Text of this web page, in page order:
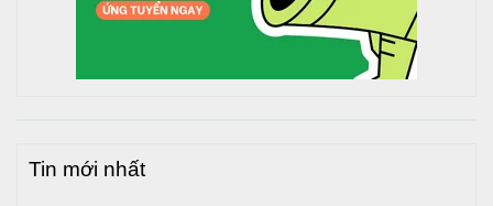
keo dán (hoặc máy hàn nhiệt).
Chuẩn bị sẵn linh kiện phụ kiện cần thiết để thuận
logo dập nổi trên nắp bồn.
Tin mới nhất